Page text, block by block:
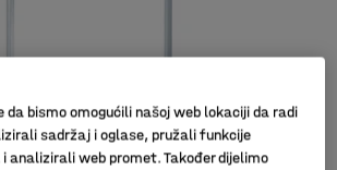
da bismo omogućili našoj web lokaciji da radi
sadržaj i oglase, pružali funkcije
analizirali web promet. Također dijelimo